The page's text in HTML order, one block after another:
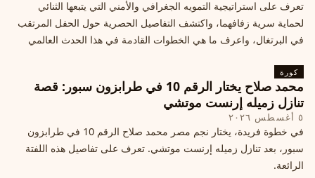
تعرف على استراتيجية التمويه الجغرافي والأمني التي يتبعها الثنائي
لحماية سرية زفافهما، واكتشف التفاصيل الحصرية حول الحفل المرتقب
في البرتغال، واعرف ما هي الخطوات القادمة في هذا الحدث العالمي
كورة
محمد صلاح يختار الرقم 10 في طرابزون سبور: قصة
تنازل زميله إرنست موتشي
٥ أغسطس ٢٠٢٦
في خطوة فريدة، يختار نجم مصر محمد صلاح الرقم 10 في طرابزون
سبور، بعد تنازل زميله إرنست موتشي. تعرف على تفاصيل هذه اللفتة
الرائعة.